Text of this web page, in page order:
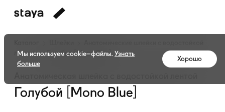
лентой
Голубой [Mono Blue]
Голубой [Mono Blue]
Мы используем cookie–файлы. Узнать
больше
Хорошо